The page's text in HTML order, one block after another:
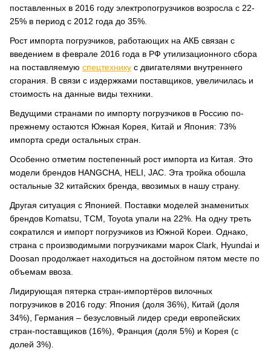
поставленных в 2016 году электропогрузчиков возросла с 22-
25% в период с 2012 года до 35%.
Рост импорта погрузчиков, работающих на АКБ связан с
введением в феврале 2016 года в РФ утилизационного сбора
на поставляемую спецтехнику с двигателями внутреннего
сгорания. В связи с издержками поставщиков, увеличилась и
стоимость на данные виды техники.
Ведущими странами по импорту погрузчиков в Россию по-
прежнему остаются Южная Корея, Китай и Япония: 73%
импорта среди остальных стран.
Особенно отметим постепенный рост импорта из Китая. Это
модели брендов HANGCHA, HELI, JAC. Эта тройка обошла
остальные 32 китайских бренда, ввозимых в нашу страну.
Другая ситуация с Японией. Поставки моделей знаменитых
брендов Komatsu, TCM, Toyota упали на 22%. На одну треть
сократился и импорт погрузчиков из Южной Кореи. Однако,
страна с производимыми погрузчиками марок Clark, Hyundai и
Doosan продолжает находиться на достойном пятом месте по
объемам ввоза.
Лидирующая пятерка стран-импортёров вилочных
погрузчиков в 2016 году: Япония (доля 36%), Китай (доля
34%), Германия – безусловный лидер среди европейских
стран-поставщиков (16%), Франция (доля 5%) и Корея (с
долей 3%).